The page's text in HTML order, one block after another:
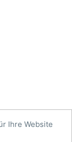
Ihre Website